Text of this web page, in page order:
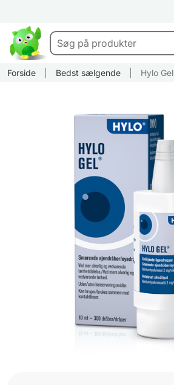
Forside Bedst sælgende Hylo Gel